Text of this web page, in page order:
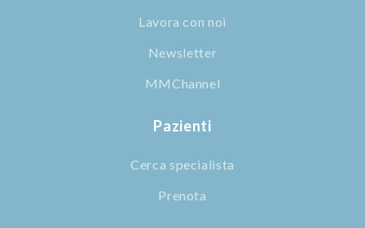
Lavora con noi
Newsletter
MMChannel
Pazienti
Cerca specialista
Prenota